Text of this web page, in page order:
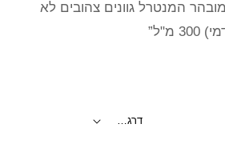
המנטרל גוונים צהובים לא
מ"ל”